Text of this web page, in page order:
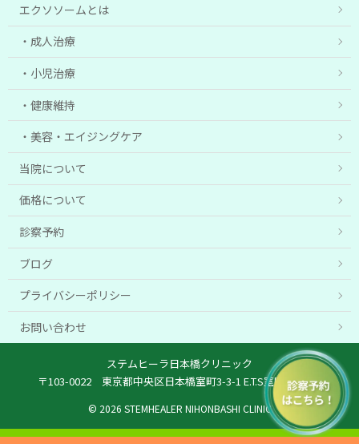
エクソソームとは
成人治療
小児治療
健康維持
美容・エイジングケア
当院について
価格について
診察予約
ブログ
プライバシーポリシー
お問い合わせ
ステムヒーラ日本橋クリニック
〒103-0022 東京都中央区日本橋室町3-3-1 E.T.S室町ビル6階
© 2026 STEMHEALER NIHONBASHI CLINIC